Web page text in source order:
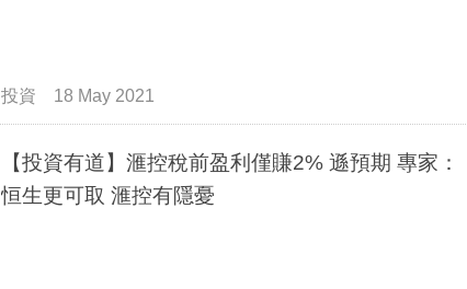
投資 18 May 2021
【投資有道】滙控稅前盈利僅賺2% 遜預期 專家：
恒生更可取 滙控有隱憂